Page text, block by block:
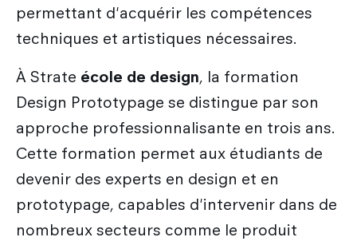
permettant d'acquérir les compétences
techniques et artistiques nécessaires.
À Strate école de design, la formation
Design Prototypage se distingue par son
approche professionnalisante en trois ans.
Cette formation permet aux étudiants de
devenir des experts en design et en
prototypage, capables d'intervenir dans de
nombreux secteurs comme le produit